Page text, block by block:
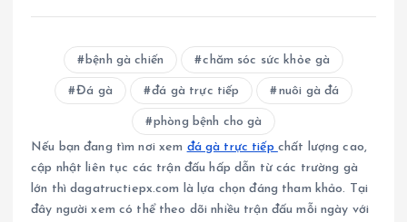
bệnh gà chiến chăm sóc sức khỏe gà
Đá gà đá gà trực tiếp nuôi gà đá
phòng bệnh cho gà
Nếu bạn đang tìm nơi xem đá gà trực tiếp chất lượng cao,
cập nhật liên tục các trận đấu hấp dẫn từ các trường gà
lớn thì dagatructiepx.com là lựa chọn đáng tham khảo. Tại
đây người xem có thể theo dõi nhiều trận đấu mỗi ngày với